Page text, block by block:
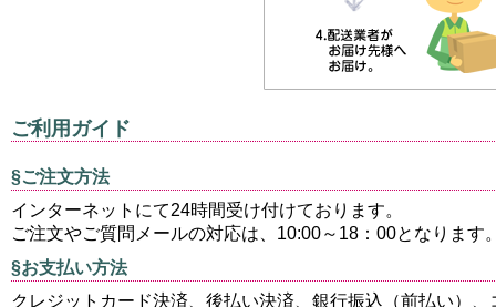
ご利用ガイド
§ご注文方法
インターネットにて24時間受け付けております。
ご注文やご質問メールの対応は、10:00～18：00となります
§お支払い方法
クレジットカード決済、後払い決済、銀行振込（前払い）、